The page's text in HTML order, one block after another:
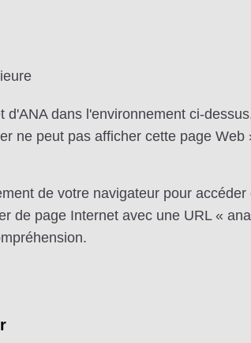
dans l'environnement ci-
ne peut pas afficher cette page
de votre navigateur pour
de page Internet avec une URL «